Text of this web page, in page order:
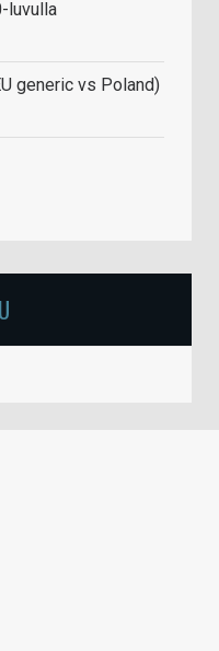
luvulla
generic vs Poland)